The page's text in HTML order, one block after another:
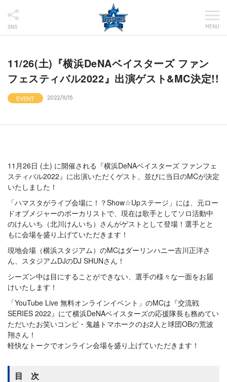
SNS MENU
11/26(土)『横浜DeNAベイスターズ ファン
フェスティバル2022』出演ゲスト&MC決定!!
EVENT 2022/11/15
11月26日 (土) に開催される『横浜DeNAベイスターズ ファンフェ
スティバル2022』に出演いただくゲスト、並びに当日のMCが決定
いたしました！
「ハマスタがライブ会場に！？Show☆Upステージ」には、元ロー
ドオブメジャーのボーカリストで、現在は歌手としてソロ活動中
のけんいち（北川けんいち）さんがゲストとして登場！選手とと
もに会場を盛り上げていただきます！
現地会場（横浜スタジアム）のMCはダーリンハニー吉川正洋さ
ん、スタジアムDJのDJ SHUNさん！
シーズン中は目にすることができない、選手の様々な一面をお届
けいたします！
「YouTube Live 無料オンラインイベント」のMCは『交流戦
SERIES 2022』にて横浜DeNAベイスターズの応援隊長も務めてい
ただいたお笑いコンビ・鬼越トマホークのお2人と球団OBの荒波
翔さん！
軽快なトークでオンライン会場を盛り上げていただきます！
目 次